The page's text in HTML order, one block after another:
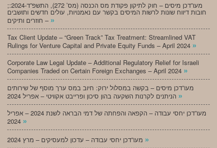
;מעו”דכן מיסים – חוק לתיקון פקודת מס הכנסה (מס’ 272), התשפ”ד-2024:
חובות דיווח שונות לרשות המיסים בקשר עם נאמנויות, עולים חדשים ותושבים
חוזרים ותיקים – »
Tax Client Update – “Green Track” Tax Treatment: Streamlined VAT
Rulings for Venture Capital and Private Equity Funds – April 2024 »
Corporate Law Legal Update – Additional Regulatory Relief for Israeli
Companies Traded on Certain Foreign Exchanges – April 2024 »
מעו”דכן מיסים – בקשה במסלול ירוק: חיוב במס ערך מוסף של שירותים
»
מעו”דכן יחסי עבודה – הקפאה והפחתה של דמי הבראה לשנת 2024 – אפריל
»
»